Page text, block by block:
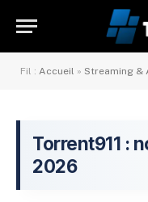
Fil : Accueil » Streaming &
Torrent911 :
2026